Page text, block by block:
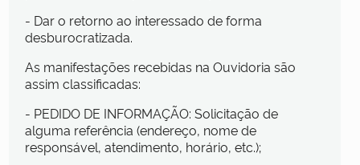
- Dar o retorno ao interessado de forma
desburocratizada.
As manifestações recebidas na Ouvidoria são
assim classificadas:
- PEDIDO DE INFORMAÇÃO: Solicitação de
alguma referência (endereço, nome de
responsável, atendimento, horário, etc.);